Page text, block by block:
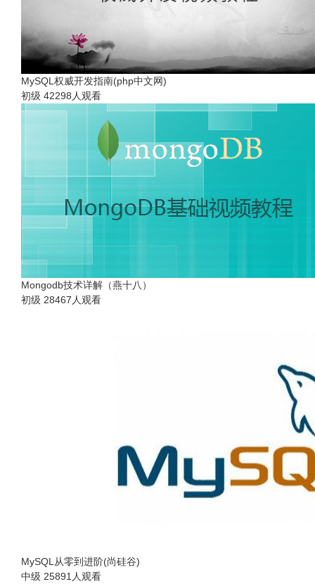
MySQL权威开发指南(php中文网)
初级 42298人观看
Mongodb技术详解（燕十八）
初级 28467人观看
MySQL从零到进阶(尚硅谷)
中级 25891人观看